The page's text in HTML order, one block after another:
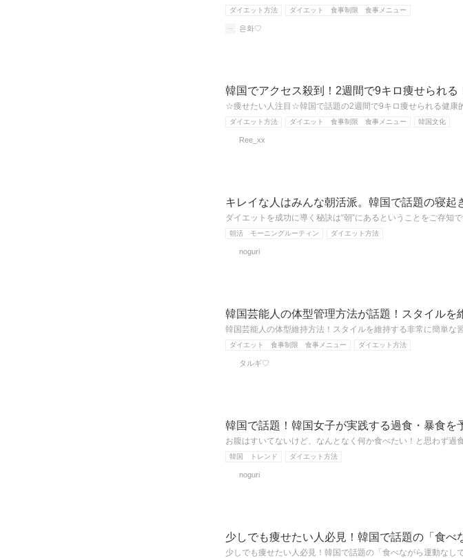
ダイエット方法 ダイエット 食事制限 食事メニュー
은화♡
韓国でアクセス殺到！2週間で9キロ痩せられ
☆痩せたい人注目☆韓国で話題の2週間で9キロ痩せられる健康
ダイエット方法 ダイエット 食事制限 食事メニュー 韓国文化
Ree_xx
キレイな人はみんな朝活派。韓国で話題の寝
ダイエットを成功に導く秘訣は“朝”にあるということをご存
朝活 モーニングルーティン ダイエット方法
noguri
韓国芸能人の体型管理方法が話題！スタイル
韓国芸能人の体型維持方法！スタイルを維持する非常に簡単
ダイエット 食事制限 食事メニュー ダイエット方法
タルギ♡
韓国で話題！韓国女子が実践する過食・暴食
お腹はすいてないけど、なんとなく何か食べたい！と思わず
韓国 トレンド ダイエット方法
noguri
少しでも痩せたい人必見！韓国で話題の「食
少しでも痩せたい人必見！韓国で話題の「食べながら運動な